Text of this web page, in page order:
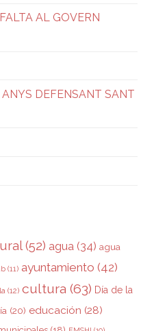
AL GOVERN
DEFENSANT SANT
(52) agua (34) agua
(11) ayuntamiento (42)
(12) cultura (63) Día de la
(20) educación (28)